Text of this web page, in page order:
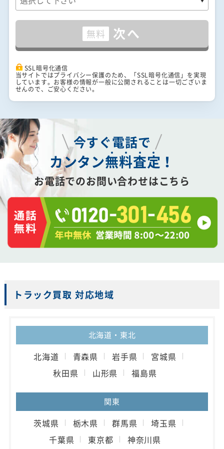
無料 次へ
SSL暗号化通信
当サイトではプライバシー保護のため、「SSL暗号化通信」を実現
しています。お客様の情報が一般に公開されることは一切ございま
せんので、ご安心ください。
今すぐ電話で
カンタン無料査定 ！
お電話でのお問い合わせはこちら
トラック買取 対応地域
北海道・東北
北海道 青森県 岩手県
宮城県
秋田県
山形県 福島県
関東
茨城県 栃木県 群馬県
埼玉県
千葉県
東京都 神奈川県